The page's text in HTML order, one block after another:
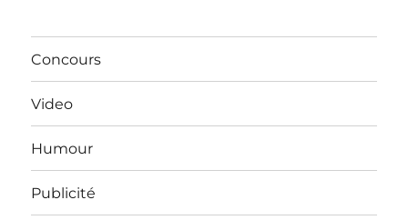
Concours
Video
Humour
Publicité